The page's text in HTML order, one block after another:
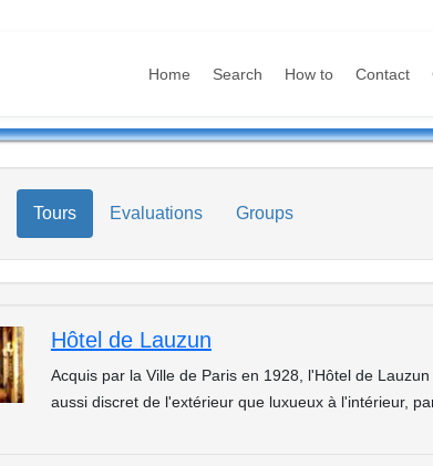
Home Search How to Contact
Tours Evaluations Groups
Hôtel de Lauzun
Acquis par la Ville de Paris en 1928, l'Hôtel de
aussi discret de l'extérieur que luxueux à l'intérieur,